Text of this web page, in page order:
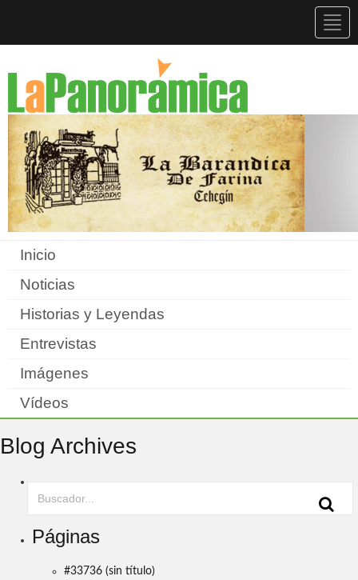
Inicio
Noticias
Historias y Leyendas
Entrevistas
Imágenes
Vídeos
Blog Archives
Páginas
#33736 (sin título)